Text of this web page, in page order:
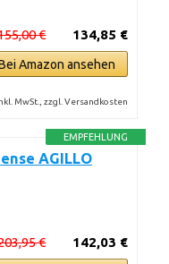
134,85 €
€
Amazon ansehen
MwSt., zzgl. Versandkosten
EMPFEHLUNG
AGILLO
142,03 €
€